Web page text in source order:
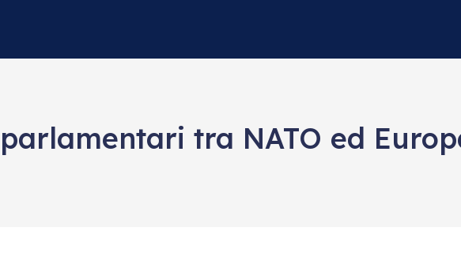
tra NATO ed